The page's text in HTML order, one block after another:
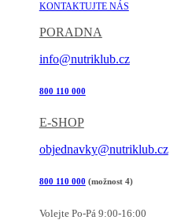
KONTAKTUJTE NÁS
PORADNA
info@nutriklub.cz
800 110 000
E-SHOP
objednavky@nutriklub.cz
800 110 000 (možnost 4)
Volejte Po-Pá 9:00-16:00